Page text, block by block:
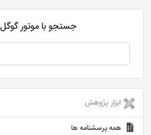
جستجو با موتور گوگل
ابزار پژوهش
همه پرسشنامه ها